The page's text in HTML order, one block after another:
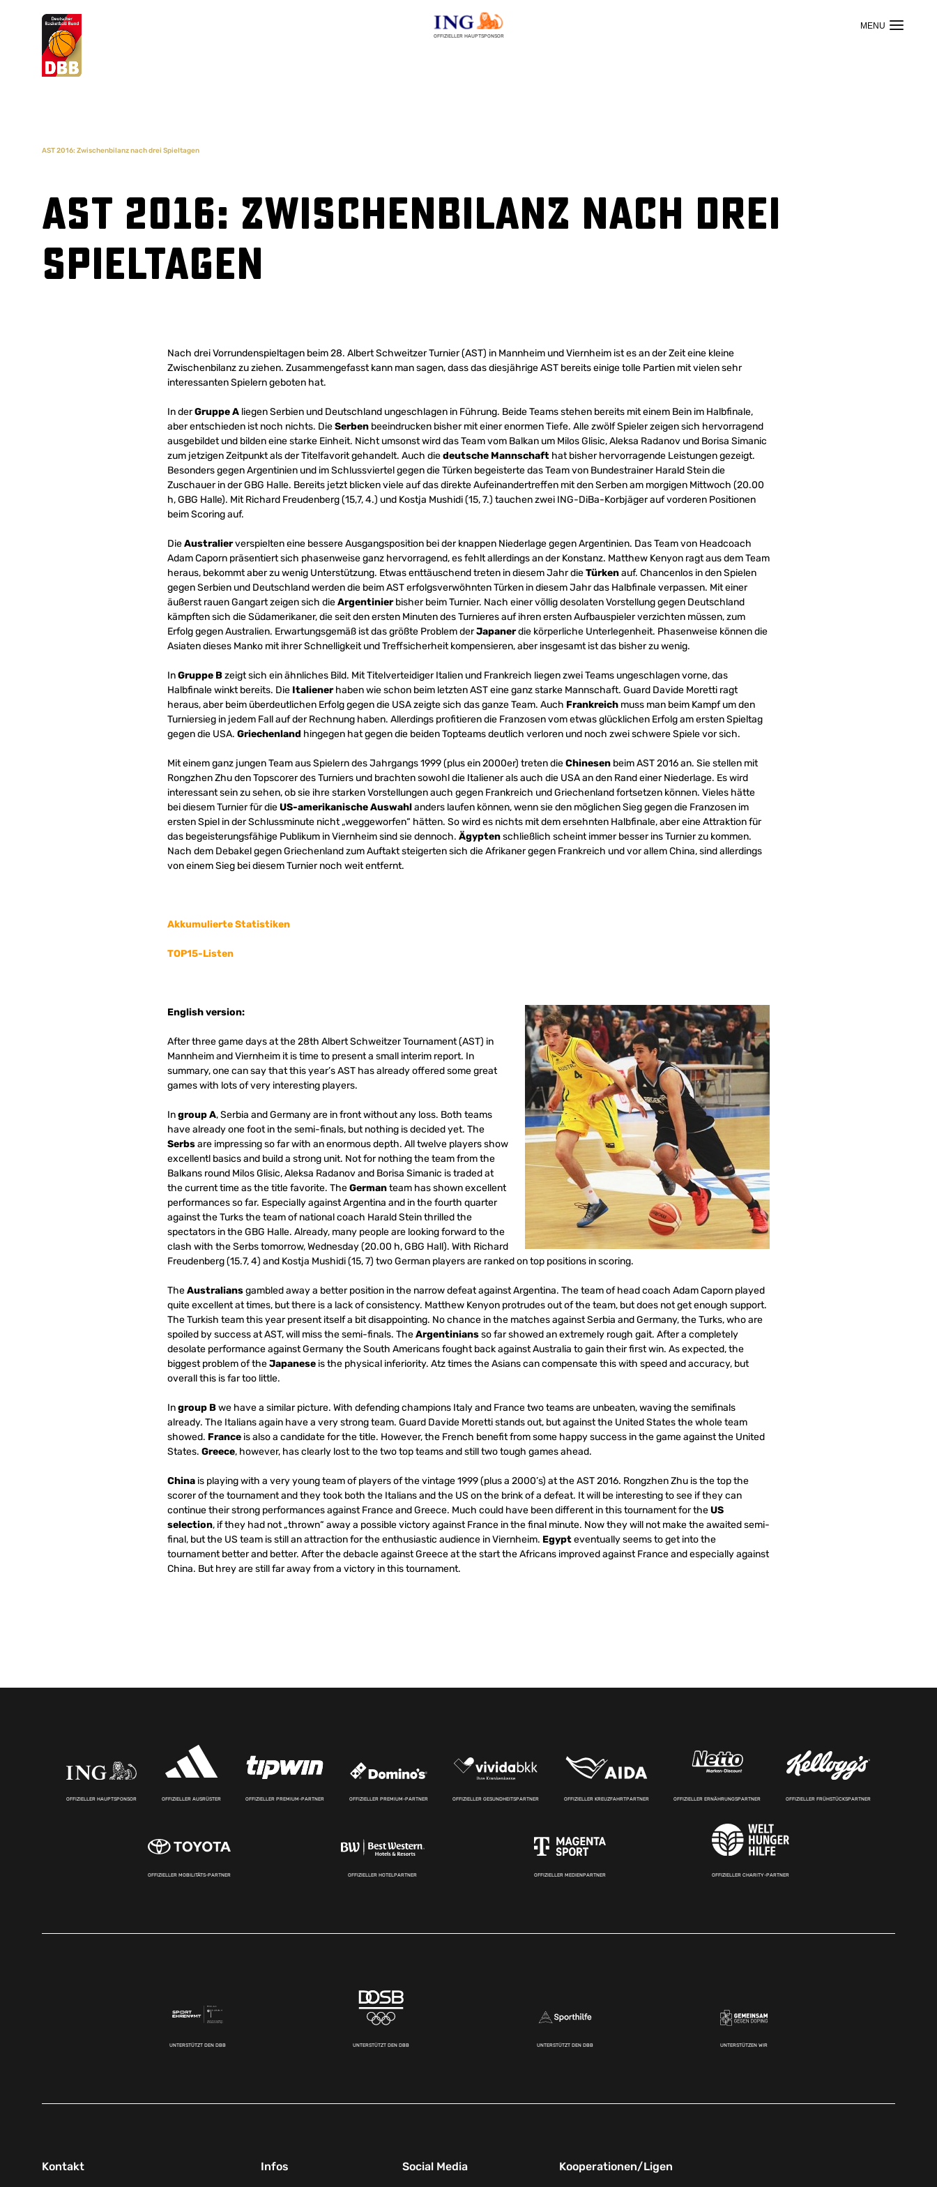
OFFIZIELLER HAUPTSPONSOR
Suchvorschläge
AST 2016: Zwischenbilanz nach drei Spieltagen
AST 2016: Zwischenbilanz nach drei
Spieltagen
Nach drei Vorrundenspieltagen beim 28. Albert Schweitzer Turnier (AST) in Mannheim und Viernheim ist es an der Zeit eine kleine
Zwischenbilanz zu ziehen. Zusammengefasst kann man sagen, dass das diesjährige AST bereits einige tolle Partien mit vielen sehr
interessanten Spielern geboten hat.
In derGruppe A liegen Serbien und Deutschland ungeschlagen in Führung. Beide Teams stehen bereits mit einem Bein im Halbfinale,
aber entschieden ist noch nichts. DieSerben beeindrucken bisher mit einer enormen Tiefe. Alle zwölf Spieler zeigen sich hervorragend
ausgebildet und bilden eine starke Einheit. Nicht umsonst wird das Team vom Balkan um Milos Glisic, Aleksa Radanov und Borisa Simanic
zum jetzigen Zeitpunkt als der Titelfavorit gehandelt. Auch diedeutsche Mannschaft hat bisher hervorragende Leistungen gezeigt.
Besonders gegen Argentinien und im Schlussviertel gegen die Türken begeisterte das Team von Bundestrainer Harald Stein die
Zuschauer in der GBG Halle. Bereits jetzt blicken viele auf das direkte Aufeinandertreffen mit den Serben am morgigen Mittwoch (20.00
h, GBG Halle). Mit Richard Freudenberg (15,7, 4.) und Kostja Mushidi (15, 7.) tauchen zwei ING-DiBa-Korbjäger auf vorderen Positionen
beim Scoring auf.
DieAustralierverspielten eine bessere Ausgangsposition bei der knappen Niederlage gegen Argentinien. Das Team von Headcoach
Adam Caporn präsentiert sich phasenweise ganz hervorragend, es fehlt allerdings an der Konstanz. Matthew Kenyon ragt aus dem Team
heraus, bekommt aber zu wenig Unterstützung. Etwas enttäuschend treten in diesem Jahr dieTürkenauf. Chancenlos in den Spielen
gegen Serbien und Deutschland werden die beim AST erfolgsverwöhnten Türken in diesem Jahr das Halbfinale verpassen. Mit einer
äußerst rauen Gangart zeigen sich dieArgentinierbisher beim Turnier. Nach einer völlig desolaten Vorstellung gegen Deutschland
kämpften sich die Südamerikaner, die seit den ersten Minuten des Turnieres auf ihren ersten Aufbauspieler verzichten müssen, zum
Erfolg gegen Australien. Erwartungsgemäß ist das größte Problem derJapanerdie körperliche Unterlegenheit. Phasenweise können die
Asiaten dieses Manko mit ihrer Schnelligkeit und Treffsicherheit kompensieren, aber insgesamt ist das bisher zu wenig.
InGruppe Bzeigt sich ein ähnliches Bild. Mit Titelverteidiger Italien und Frankreich liegen zwei Teams ungeschlagen vorne, das
Halbfinale winkt bereits. Die Italienerhaben wie schon beim letzten AST eine ganz starke Mannschaft. Guard Davide Moretti ragt
heraus, aber beim überdeutlichen Erfolg gegen die USA zeigte sich das ganze Team. Auch Frankreich muss man beim Kampf um den
Turniersieg in jedem Fall auf der Rechnung haben. Allerdings profitieren die Franzosen vom etwas glücklichen Erfolg am ersten Spieltag
gegen die USA. Griechenland hingegen hat gegen die beiden Topteams deutlich verloren und noch zwei schwere Spiele vor sich.
Mit einem ganz jungen Team aus Spielern des Jahrgangs 1999 (plus ein 2000er) treten dieChinesen beim AST 2016 an. Sie stellen mit
Rongzhen Zhu den Topscorer des Turniers und brachten sowohl die Italiener als auch die USA an den Rand einer Niederlage. Es wird
interessant sein zu sehen, ob sie ihre starken Vorstellungen auch gegen Frankreich und Griechenland fortsetzen können. Vieles hätte
bei diesem Turnier für dieUS-amerikanische Auswahlanders laufen können, wenn sie den möglichen Sieg gegen die Franzosen im
ersten Spiel in der Schlussminute nicht „weggeworfen“ hätten. So wird es nichts mit dem ersehnten Halbfinale, aber eine Attraktion für
das begeisterungsfähige Publikum in Viernheim sind sie dennoch. Ägyptenschließlich scheint immer besser ins Turnier zu kommen.
Nach dem Debakel gegen Griechenland zum Auftakt steigerten sich die Afrikaner gegen Frankreich und vor allem China, sind allerdings
von einem Sieg bei diesem Turnier noch weit entfernt.
Akkumulierte Statistiken
TOP15-Listen
English version:
After three game days at the 28th Albert Schweitzer Tournament (AST) in
Mannheim and Viernheim it is time to present a small interim report. In
summary, one can say that this year’s AST has already offered some great
games with lots of very interesting players.
Ingroup A, Serbia and Germany are in front without any loss. Both teams
have already one foot in the semi-finals, but nothing is decided yet. The
Serbsare impressing so far with an enormous depth. All twelve players show
excellentl basics and build a strong unit. Not for nothing the team from the
Balkans round Milos Glisic, Aleksa Radanov and Borisa Simanic is traded at
the current time as the title favorite. TheGermanteam has shown excellent
performances so far. Especially against Argentina and in the fourth quarter
against the Turks the team of national coach Harald Stein thrilled the
spectators in the GBG Halle. Already, many people are looking forward to the
clash with the Serbs tomorrow, Wednesday (20.00 h, GBG Hall). With Richard
Freudenberg (15.7, 4) and Kostja Mushidi (15, 7) two German players are ranked on top positions in scoring.
TheAustraliansgambled away a better position in the narrow defeat against Argentina. The team of head coach Adam Caporn played
quite excellent at times, but there is a lack of consistency. Matthew Kenyon protrudes out of the team, but does not get enough support.
The Turkish team this year present itself a bit disappointing. No chance in the matches against Serbia and Germany, the Turks, who are
spoiled by success at AST, will miss the semi-finals. TheArgentiniansso far showedan extremely rough gait. After a completely
desolate performance against Germany the South Americans fought back against Australia to gain their first win. As expected, the
biggest problem of theJapanese is the physical inferiority. Atz times theAsians can compensate this with speed and accuracy, but
overall this is far too little.
Ingroup Bwe have a similar picture. With defending champions Italy and France two teams are unbeaten, waving the semifinals
already. The Italians again have a very strong team. Guard Davide Moretti stands out, but against the United States the whole team
showed. France is also a candidate for the title. However, the French benefit from some happy success in the game against the United
States. Greece, however, has clearly lost to the two top teams and still two tough games ahead.
China is playing with a very young team of players of the vintage 1999 (plus a 2000’s) at the AST 2016. Rongzhen Zhu is the top the
scorer of the tournament and they took both the Italians and the US on the brink of a defeat. It will be interesting to see if they can
continue their strong performances against France and Greece. Much could have been different in this tournament for theUS
selection, if they had not „thrown“ away a possible victory against France in the final minute. Now they will not makethe awaited semi-
final, but the US team is still an attraction for the enthusiastic audience in Viernheim. Egypteventually seems to get into the
tournament better and better. After the debacle against Greece at the start the Africans improved against France and especially against
China. But hrey are still far away from a victory in this tournament.
OFFIZIELLER HAUPTSPONSOR OFFIZIELLER AUSRÜSTER OFFIZIELLER PREMIUM-PARTNER OFFIZIELLER PREMIUM-PARTNER OFFIZIELLER GESUNDHEITSPARTNER OFFIZIELLER KREUZFAHRTPARTNER OFFIZIELLER ERNÄHRUNGSPARTNER OFFIZIELLER FRÜHSTÜCKSPARTNER
OFFIZIELLER MOBILITÄTS-PARTNER OFFIZIELLER HOTELPARTNER OFFIZIELLER MEDIENPARTNER OFFIZIELLER CHARITY-PARTNER
UNTERSTÜTZT DEN DBB UNTERSTÜTZT DEN DBB UNTERSTÜTZT DEN DBB UNTERSTÜTZEN WIR
Kontakt Infos Social Media Kooperationen/Ligen